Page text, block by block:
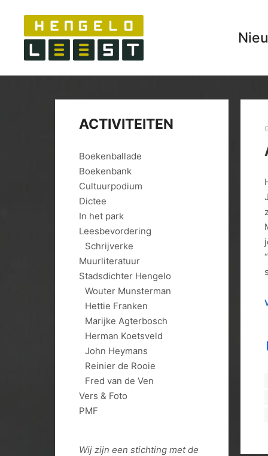
ACTIVITEITEN
Boekenballade
Boekenbank
Cultuurpodium
Dictee
In het park
Leesbevordering
Schrijverke
Muurliteratuur
Stadsdichter Hengelo
Wouter Munsterman
Hettie Franken
Marijke Agterbosch
Herman Koetsveld
John Heymans
Reinier de Rooie
Fred van de Ven
Vers & Foto
PMF
Wij zijn een stichting met de